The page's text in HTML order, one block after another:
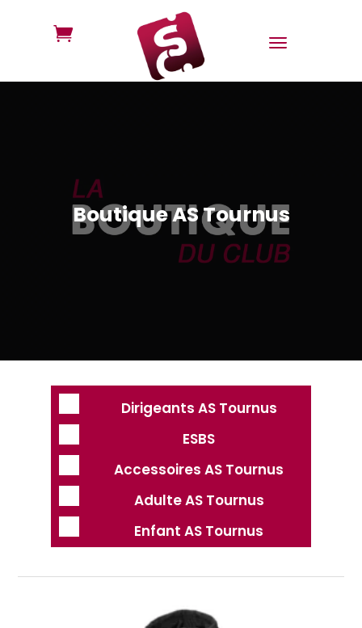

Boutique AS Tournus
Dirigeants AS Tournus
ESBS
Accessoires AS Tournus
Adulte AS Tournus
Enfant AS Tournus